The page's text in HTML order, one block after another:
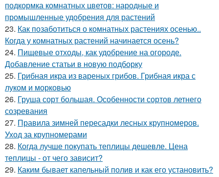
подкормка комнатных цветов: народные и
промышленные удобрения для растений
23. Как позаботиться о комнатных растениях осенью..
Когда у комнатных растений начинается осень?
24. Пищевые отходы, как удобрение на огороде.
Добавление статьи в новую подборку
25. Грибная икра из вареных грибов. Грибная икра с
луком и морковью
26. Груша сорт большая. Особенности сортов летнего
созревания
27. Правила зимней пересадки лесных крупномеров.
Уход за крупномерами
28. Когда лучше покупать теплицы дешевле. Цена
теплицы - от чего зависит?
29. Каким бывает капельный полив и как его установить?